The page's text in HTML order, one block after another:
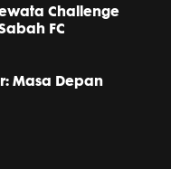
Challenge
FC
Masa Depan